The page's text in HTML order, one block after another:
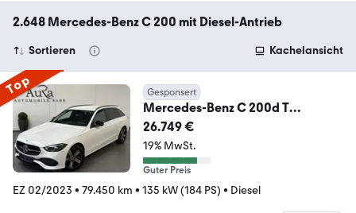
2.648 Mercedes-Benz C 200 mit Diesel-Antrieb
Sortieren Kachelansicht
Top Gesponsert
Mercedes-Benz C 200d T
Avantgarde
NAV+LED+ACC+DISTRONIC+VCO
CK
26.749 €
19% MwSt.
Guter Preis
EZ 02/2023 • 79.450 km • 135 kW (184 PS) • Diesel